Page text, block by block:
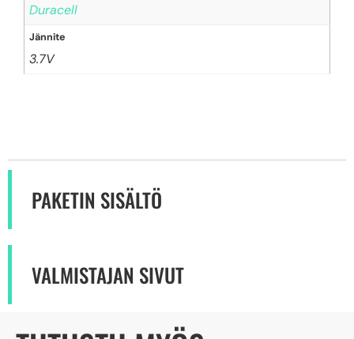
Duracell
Jännite
3.7V
PAKETIN SISÄLTÖ
VALMISTAJAN SIVUT